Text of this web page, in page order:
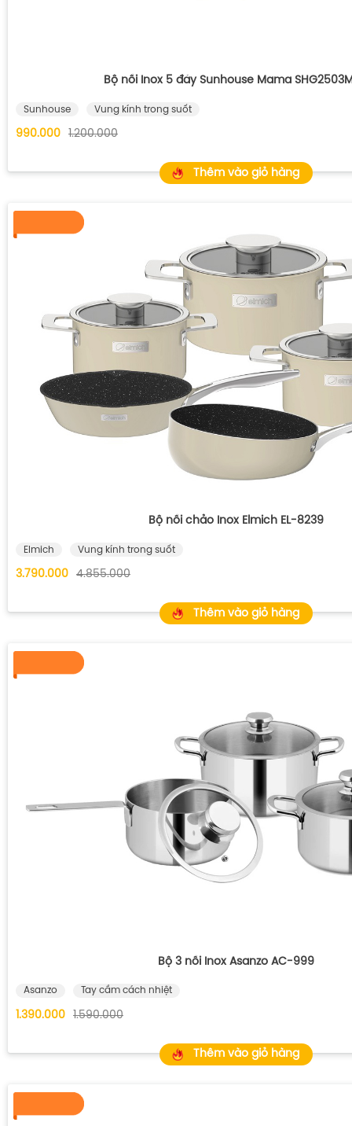
Bộ nồi Inox 5 đáy Sunhouse Mama
Sunhouse Vung kính trong suốt
990.000 1.200.000
Thêm vào giỏ hàng
Bộ nồi chảo Inox Elmich EL-8239
Elmich Vung kính trong suốt
3.790.000 4.855.000
Thêm vào giỏ hàng
Bộ 3 nồi Inox Asanzo AC-999
Asanzo Tay cầm cách nhiệt
1.390.000 1.590.000
Thêm vào giỏ hàng